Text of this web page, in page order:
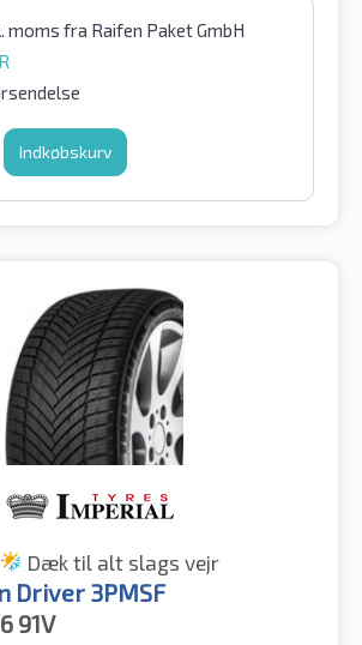
moms fra Raifen Paket GmbH
Indkøbskurv
Dæk til alt slags vejr
Driver 3PMSF
91V